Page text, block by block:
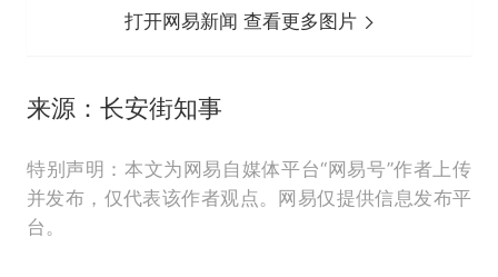
打开网易新闻 查看更多图片
来源：长安街知事
特别声明：本文为网易自媒体平台“网易号”作者上传
并发布，仅代表该作者观点。网易仅提供信息发布平
台。